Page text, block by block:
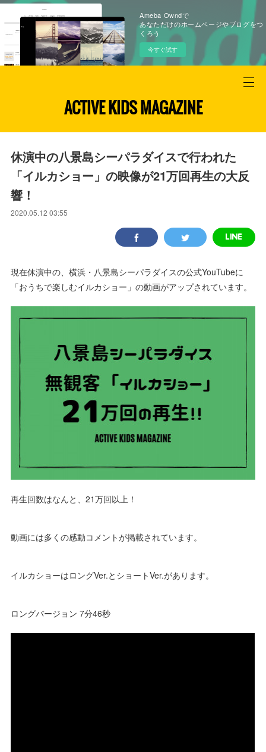
Ameba Owndで
あなただけのホームページやブログをつ
くろう
今すぐ試す
ACTIVE KIDS MAGAZINE
休演中の八景島シーパラダイスで行われた
「イルカショー」の映像が21万回再生の大反
響！
2020.05.12 03:55
現在休演中の、横浜・八景島シーパラダイスの公式YouTubeに
「おうちで楽しむイルカショー」の動画がアップされています。
再生回数はなんと、21万回以上！
動画には多くの感動コメントが掲載されています。
イルカショーはロングVer.とショートVer.があります。
ロングバージョン 7分46秒